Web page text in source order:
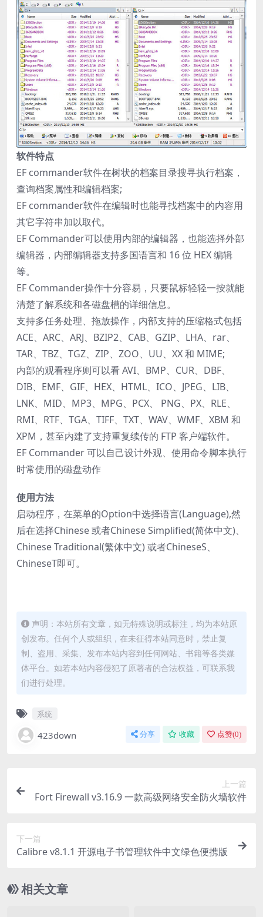
软件特点
EF commander软件在树状的档案目录搜寻执行档案，
查询档案属性和编辑档案;
EF commander软件在编辑时也能寻找档案中的内容用
其它字符串加以取代。
EF Commander可以使用内部的编辑器，也能选择外部
编辑器，内部编辑器支持多国语言和 16 位 HEX 编辑
等。
EF Commander操作十分容易，只要鼠标轻轻一按就能
清楚了解系统和各磁盘槽的详细信息。
支持多任务处理、拖放操作，内部支持的压缩格式包括
ACE、ARC、ARJ、BZIP2、CAB、GZIP、LHA、rar、
TAR、TBZ、TGZ、ZIP、ZOO、UU、XX 和 MIME;
内部的观看程序则可以看 AVI、BMP、CUR、DBF、
DIB、EMF、GIF、HEX、HTML、ICO、JPEG、LIB、
LNK、MID、MP3、MPG、PCX、 PNG、PX、RLE、
RMI、RTF、TGA、TIFF、TXT、WAV、WMF、XBM 和
XPM，甚至内建了支持重复续传的 FTP 客户端软件。
EF Commander 可以自己设计外观、使用命令脚本执行
时常使用的磁盘动作
使用方法
启动程序，在菜单的Option中选择语言(Language),然
后在选择Chinese 或者Chinese Simplified(简体中文)、
Chinese Traditional(繁体中文) 或者ChineseS、
ChineseT即可。
声明：本站所有文章，如无特殊说明或标注，均为本站原
创发布。任何个人或组织，在未征得本站同意时，禁止复
制、盗用、采集、发布本站内容到任何网站、书籍等各类媒
体平台。如若本站内容侵犯了原著者的合法权益，可联系我
们进行处理。
系统
423down 分享 收藏 点赞(0)
上一篇
Fort Firewall v3.16.9 一款高级网络安全防火墙软件
下一篇
Calibre v8.1.1 开源电子书管理软件中文绿色便携版
相关文章